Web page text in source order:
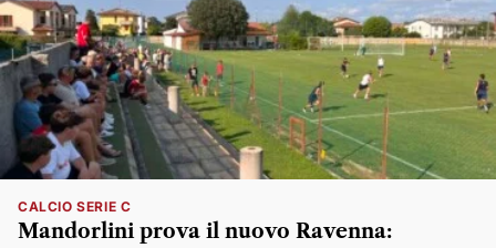
CALCIO SERIE C
Mandorlini prova il nuovo Ravenna: